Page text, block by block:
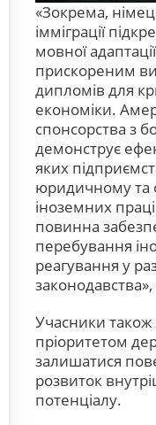
«Зокрема,
імміграції
мовної
прискореним
дипломів для
економіки.
спонсорства з
демонструє
яких
юридичному та
іноземних
повинна
перебування
реагування у
Учасники
пріоритетом
залишатися
розвиток
потенціалу.